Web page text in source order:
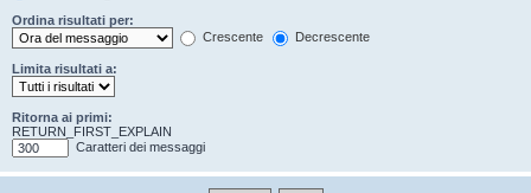
Ordina risultati per:
Crescente
Decrescente
Limita risultati a:
Ritorna ai primi:
RETURN_FIRST_EXPLAIN
Caratteri dei messaggi